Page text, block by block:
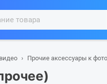
Прочие аксессуары к